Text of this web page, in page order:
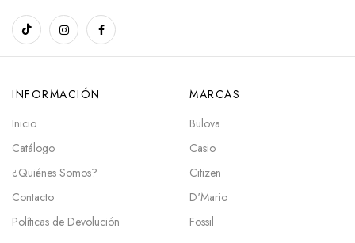
INFORMACIÓN
Inicio
Catálogo
¿Quiénes Somos?
Contacto
Políticas de Devolución
MARCAS
Bulova
Casio
Citizen
D'Mario
Fossil